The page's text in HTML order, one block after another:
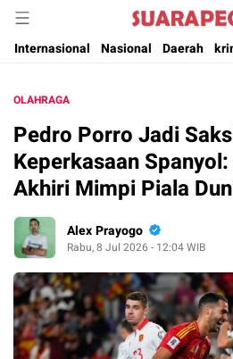
Suara
Suara Pencerahan Anak Negeri (
Internasional
Nasional Daerah
OLAHRAGA
Pedro Porro Jadi
Keperkasaan
Akhiri Mimpi Piala
Alex Prayogo
Rabu, 8 Jul 2026 - 12:04 WIB